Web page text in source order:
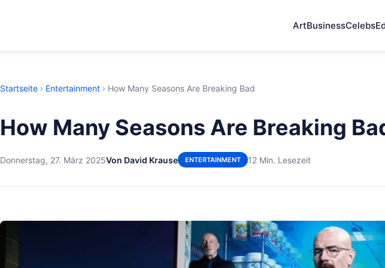
ArtBusinessCelebs
Startseite › Entertainment › How Many Seasons Are Breaking Bad
How Many Seasons Are Breaking
Donnerstag, 27. März 2025Von David Krause ENTERTAINMENT 12 Min. Lesezeit